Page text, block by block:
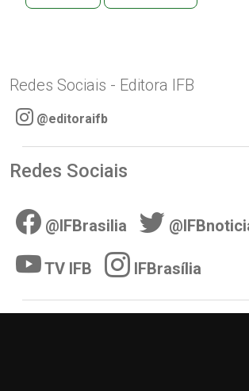
Redes Sociais - Editora IFB
@editoraifb
Redes Sociais
@IFBrasilia
TV IFB IFBrasília